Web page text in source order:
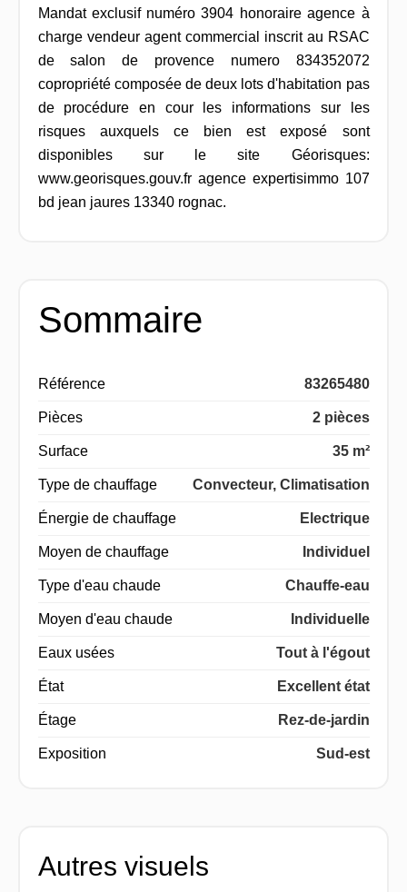
Mandat exclusif numéro 3904 honoraire agence à
charge vendeur agent commercial inscrit au RSAC
de salon de provence numero 834352072
copropriété composée de deux lots d'habitation pas
de procédure en cour les informations sur les
risques auxquels ce bien est exposé sont
disponibles sur le site Géorisques:
www.georisques.gouv.fr agence expertisimmo 107
bd jean jaures 13340 rognac.
Sommaire
Référence 83265480
Pièces 2 pièces
Surface 35 m²
Type de chauffage Convecteur, Climatisation
Énergie de chauffage Electrique
Moyen de chauffage Individuel
Type d'eau chaude Chauffe-eau
Moyen d'eau chaude Individuelle
Eaux usées Tout à l'égout
État Excellent état
Étage Rez-de-jardin
Exposition Sud-est
Autres visuels